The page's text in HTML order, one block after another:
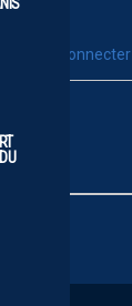
vous connecter